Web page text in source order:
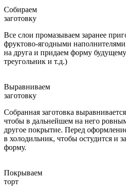
Собираем
заготовку
Все слои промазываем заранее
фруктово-ягодными
на друга и придаем форму
треугольник и т.д.)
Выравниваем
заготовку
Собранная заготовка
чтобы в дальнейшем на него
другое покрытие. Перед
в холодильник, чтобы остудится и
форму.
Покрываем
торт